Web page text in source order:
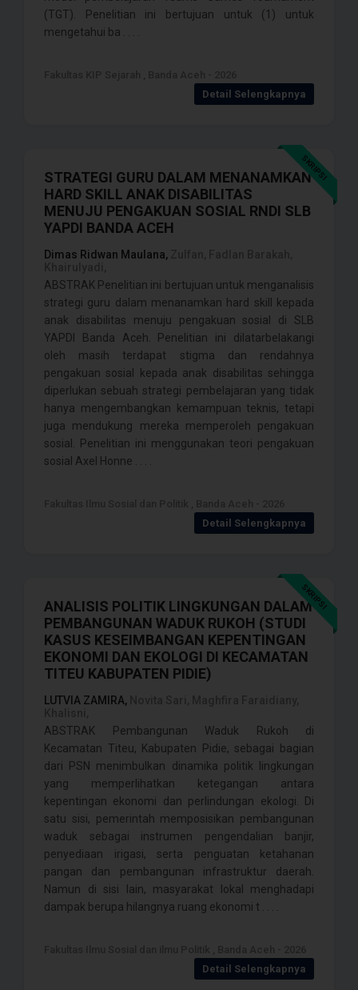
(TGT). Penelitian ini bertujuan untuk (1) untuk
mengetahui ba . . . .
Detail Selengkapnya
SKRIPSI
STRATEGI GURU DALAM MENANAMKAN
HARD SKILL ANAK DISABILITAS
MENUJU PENGAKUAN SOSIAL RNDI SLB
YAPDI BANDA ACEH
Dimas Ridwan Maulana,
ABSTRAK Penelitian ini bertujuan untuk menganalisis
strategi guru dalam menanamkan hard skill kepada
anak disabilitas menuju pengakuan sosial di SLB
YAPDI Banda Aceh. Penelitian ini dilatarbelakangi
oleh masih terdapat stigma dan rendahnya
pengakuan sosial kepada anak disabilitas sehingga
diperlukan sebuah strategi pembelajaran yang tidak
hanya mengembangkan kemampuan teknis, tetapi
juga mendukung mereka memperoleh pengakuan
sosial. Penelitian ini menggunakan teori pengakuan
sosial Axel Honne . . . .
Detail Selengkapnya
SKRIPSI
ANALISIS POLITIK LINGKUNGAN DALAM
PEMBANGUNAN WADUK RUKOH (STUDI
KASUS KESEIMBANGAN KEPENTINGAN
EKONOMI DAN EKOLOGI DI KECAMATAN
TITEU KABUPATEN PIDIE)
LUTVIA ZAMIRA,
ABSTRAK Pembangunan Waduk Rukoh di
Kecamatan Titeu, Kabupaten Pidie, sebagai bagian
dari PSN menimbulkan dinamika politik lingkungan
yang memperlihatkan ketegangan antara
kepentingan ekonomi dan perlindungan ekologi. Di
satu sisi, pemerintah memposisikan pembangunan
waduk sebagai instrumen pengendalian banjir,
penyediaan irigasi, serta penguatan ketahanan
pangan dan pembangunan infrastruktur daerah.
Namun di sisi lain, masyarakat lokal menghadapi
dampak berupa hilangnya ruang ekonomi t . . . .
Detail Selengkapnya